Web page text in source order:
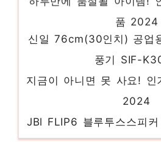
신일 76cm(30인치) 공업
풍기 SIF-
지금이 아니면 못 사요! 인
2024
JBl FLIP6 블루투스스피
블랙